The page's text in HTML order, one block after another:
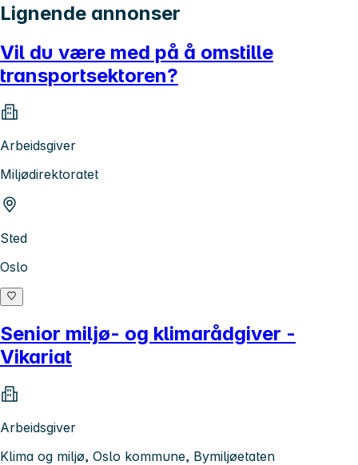
Lignende annonser
Vil du være med på å omstille
transportsektoren?
Arbeidsgiver
Miljødirektoratet
Sted
Oslo
Senior miljø- og klimarådgiver -
Vikariat
Arbeidsgiver
Klima og miljø, Oslo kommune, Bymiljøetaten